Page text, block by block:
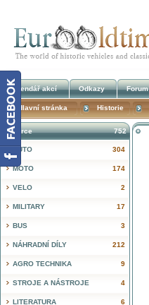
752
Inzerce
304
AUTO
174
MOTO
2
VELO
17
MILITARY
3
BUS
212
NÁHRADNÍ DÍLY
9
AGRO TECHNIKA
4
STROJE A NÁSTROJE
6
LITERATURA
Kalendář akcí Odkazy Forum
Hlavní stránka Historie